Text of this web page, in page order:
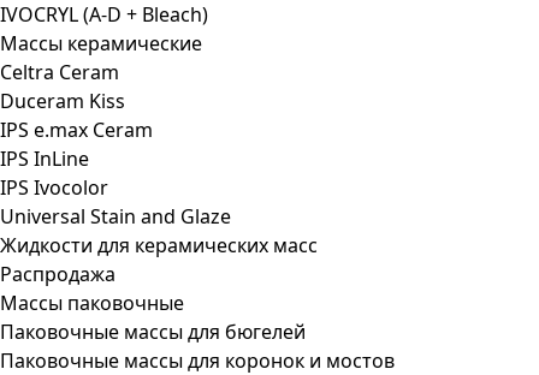
IVOCRYL (A-D + Bleach)
Массы керамические
Celtra Ceram
Duceram Kiss
IPS e.max Ceram
IPS InLine
IPS Ivocolor
Universal Stain and Glaze
Жидкости для керамических масс
Распродажа
Массы паковочные
Паковочные массы для бюгелей
Паковочные массы для коронок и мостов